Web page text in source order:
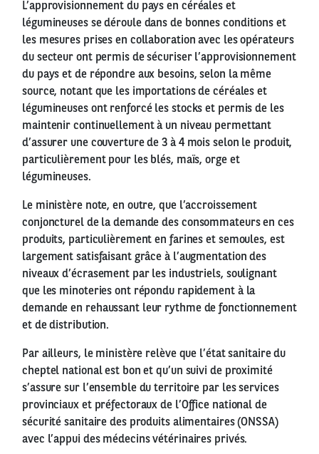
L’approvisionnement du pays en céréales et
légumineuses se déroule dans de bonnes conditions et
les mesures prises en collaboration avec les opérateurs
du secteur ont permis de sécuriser l’approvisionnement
du pays et de répondre aux besoins, selon la même
source, notant que les importations de céréales et
légumineuses ont renforcé les stocks et permis de les
maintenir continuellement à un niveau permettant
d’assurer une couverture de 3 à 4 mois selon le produit,
particulièrement pour les blés, maïs, orge et
légumineuses.
Le ministère note, en outre, que l’accroissement
conjoncturel de la demande des consommateurs en ces
produits, particulièrement en farines et semoules, est
largement satisfaisant grâce à l’augmentation des
niveaux d’écrasement par les industriels, soulignant
que les minoteries ont répondu rapidement à la
demande en rehaussant leur rythme de fonctionnement
et de distribution.
Par ailleurs, le ministère relève que l’état sanitaire du
cheptel national est bon et qu’un suivi de proximité
s’assure sur l’ensemble du territoire par les services
provinciaux et préfectoraux de l’Office national de
sécurité sanitaire des produits alimentaires (ONSSA)
avec l’appui des médecins vétérinaires privés.